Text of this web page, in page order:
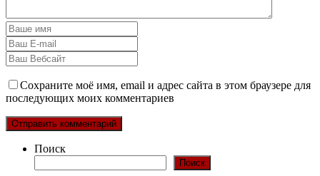
Сохраните моё имя, email и адрес сайта в этом браузере для
последующих моих комментариев
Поиск
Поиск